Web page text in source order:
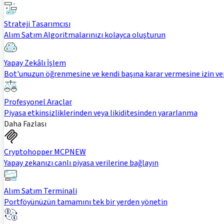
Strateji Tasarımcısı
Alım Satım Algoritmalarınızı kolayca oluşturun
Yapay Zekâlı İşlem
Bot'unuzun öğrenmesine ve kendi başına karar vermesine izin
Profesyonel Araçlar
Piyasa etkinsizliklerinden veya likiditesinden yararlanma
Daha Fazlası
Cryptohopper MCPNEW
Yapay zekanızı canlı piyasa verilerine bağlayın
Alım Satım Terminali
Portföyünüzün tamamını tek bir yerden yönetin